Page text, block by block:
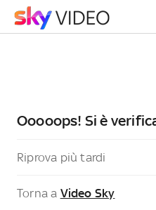
Ooooops! Si è
Riprova più tardi
Torna a Video Sky